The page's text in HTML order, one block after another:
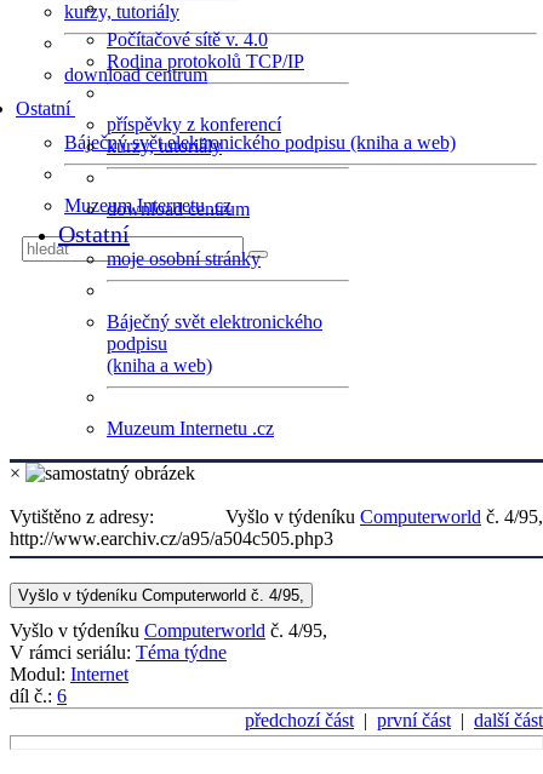
kurzy, tutoriály
download centrum
Ostatní
Báječný svět elektronického podpisu (kniha a web)
Muzeum Internetu .cz
Počítačové sítě v. 4.0
Rodina protokolů TCP/IP
příspěvky z konferencí
kurzy, tutoriály
download centrum
Ostatní
moje osobní stránky
Báječný svět elektronického
podpisu
(kniha a web)
Muzeum Internetu .cz
×
Vyšlo v týdeníku Computerworld č. 4/95,
Vytištěno z adresy:
http://www.earchiv.cz/a95/a504c505.php3
Vyšlo v týdeníku Computerworld č. 4/95,
Vyšlo v týdeníku Computerworld č. 4/95,
V rámci seriálu: Téma týdne
Modul: Internet
díl č.: 6
předchozí část | první část | další část